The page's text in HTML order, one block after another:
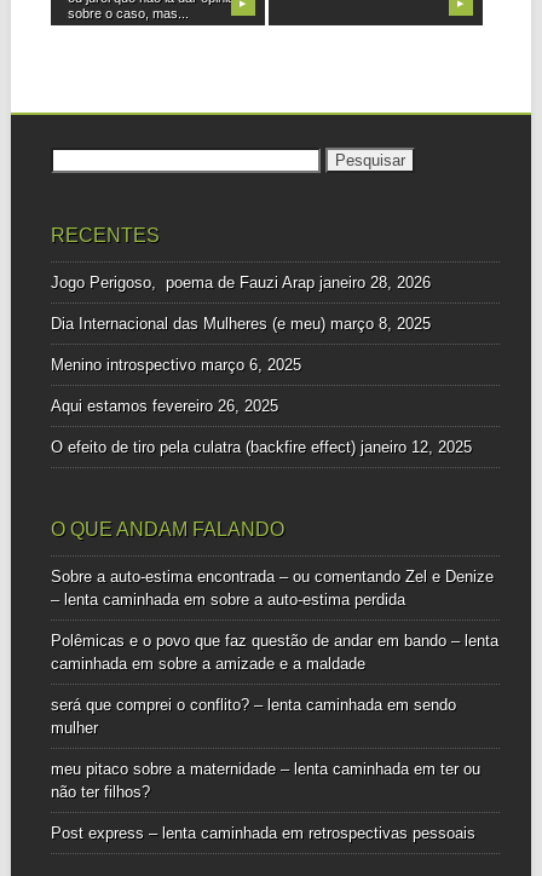
sobre o caso, mas...
▶ ▶
RECENTES
Jogo Perigoso, poema de Fauzi Arap janeiro 28, 2026
Dia Internacional das Mulheres (e meu) março 8, 2025
Menino introspectivo março 6, 2025
Aqui estamos fevereiro 26, 2025
O efeito de tiro pela culatra (backfire effect) janeiro 12, 2025
O QUE ANDAM FALANDO
Sobre a auto-estima encontrada – ou comentando Zel e Denize
– lenta caminhadaem sobre a auto-estima perdida
Polêmicas e o povo que faz questão de andar em bando – lenta
caminhadaem sobre a amizade e a maldade
será que comprei o conflito? – lenta caminhadaem sendo
mulher
meu pitaco sobre a maternidade – lenta caminhadaem ter ou
não ter filhos?
Post express – lenta caminhadaem retrospectivas pessoais